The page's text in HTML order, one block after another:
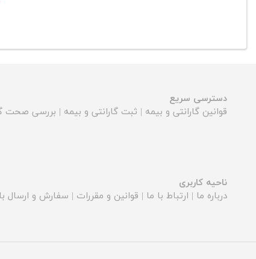
دسترسی سریع
قوانین گارانتی و بیمه | ثبت گارانتی و بیمه | بررسی صحت
ناحیه کاربری
درباره ما | ارتباط با ما | قوانین و مقررات | سفارش و ارسال